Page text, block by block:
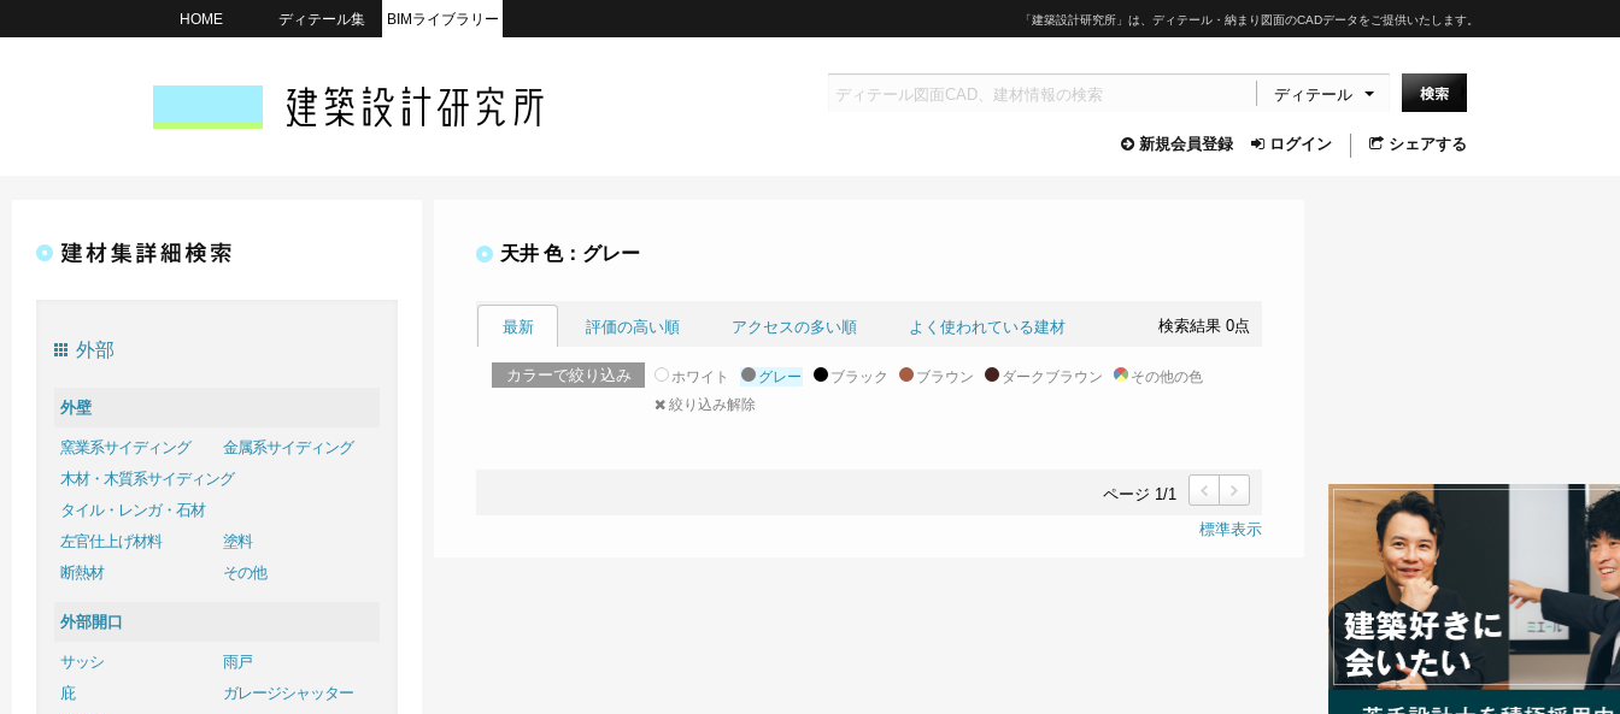
「建築設計研究所」は、ディテール・納まり図面のCADデータをご提供いたします。
HOME ディテール集 BIMライブラリー
ディテール
新規会員登録 ログイン シェアする
外部
外壁
窯業系サイディング
金属系サイディング
木材・木質系サイディング
タイル・レンガ・石材
左官仕上げ材料
塗料
断熱材
その他
外部開口
サッシ
雨戸
庇
ガレージシャッター
天井 色：グレー
最新 評価の高い順 アクセスの多い順 よく使われている建材 検索結果 0点
カラーで絞り込み ホワイト グレー ブラック ブラウン ダークブラウン
その他の色
絞り込み解除
ページ 1/1
前
次
標準表示